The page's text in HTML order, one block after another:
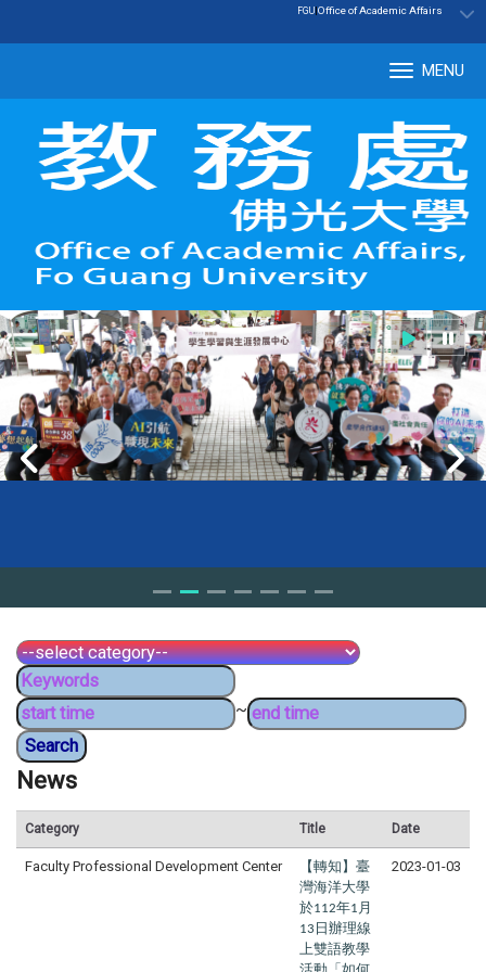
:::
FGU|Office of Academic Affairs
MENU
~
News
Category Title Date
Faculty Professional Development Center
【轉知】臺
灣海洋大學
於112年1 月
13 日辦理線
上雙語教學
2023-01-03